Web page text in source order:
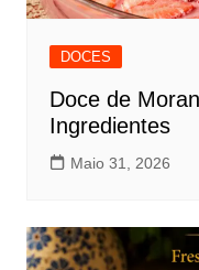
DOCES
Doce de
Ingredientes
Maio 31, 2026